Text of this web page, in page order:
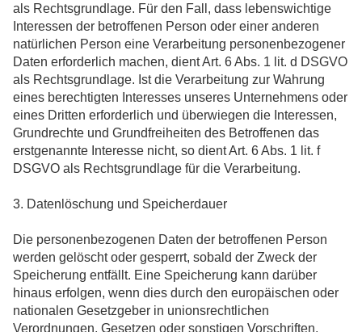
als Rechtsgrundlage. Für den Fall, dass lebenswichtige
Interessen der betroffenen Person oder einer anderen
natürlichen Person eine Verarbeitung personenbezogener
Daten erforderlich machen, dient Art. 6 Abs. 1 lit. d DSGVO
als Rechtsgrundlage. Ist die Verarbeitung zur Wahrung
eines berechtigten Interesses unseres Unternehmens oder
eines Dritten erforderlich und überwiegen die Interessen,
Grundrechte und Grundfreiheiten des Betroffenen das
erstgenannte Interesse nicht, so dient Art. 6 Abs. 1 lit. f
DSGVO als Rechtsgrundlage für die Verarbeitung.
3. Datenlöschung und Speicherdauer
Die personenbezogenen Daten der betroffenen Person
werden gelöscht oder gesperrt, sobald der Zweck der
Speicherung entfällt. Eine Speicherung kann darüber
hinaus erfolgen, wenn dies durch den europäischen oder
nationalen Gesetzgeber in unionsrechtlichen
Verordnungen, Gesetzen oder sonstigen Vorschriften,